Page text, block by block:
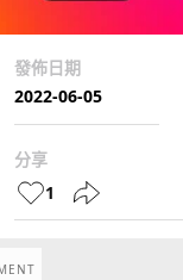
發佈日期
2022-06-05
分享
1